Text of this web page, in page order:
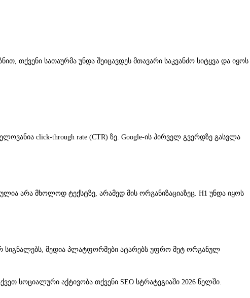
თქვენი სათაურმა უნდა შეიცავდეს მთავარი საკვანძო სიტყვა და იყოს
click-through rate (CTR) ზე. Google-ის პირველ გვერდზე გასვლა
არა მხოლოდ ტექსტზე, არამედ მის ორგანიზაციაზეც. H1 უნდა იყოს
სიგნალებს, მედია პლატფორმები ატარებს უფრო მეტ ორგანულ
სოციალური აქტივობა თქვენი SEO სტრატეგიაში 2026 წელში.